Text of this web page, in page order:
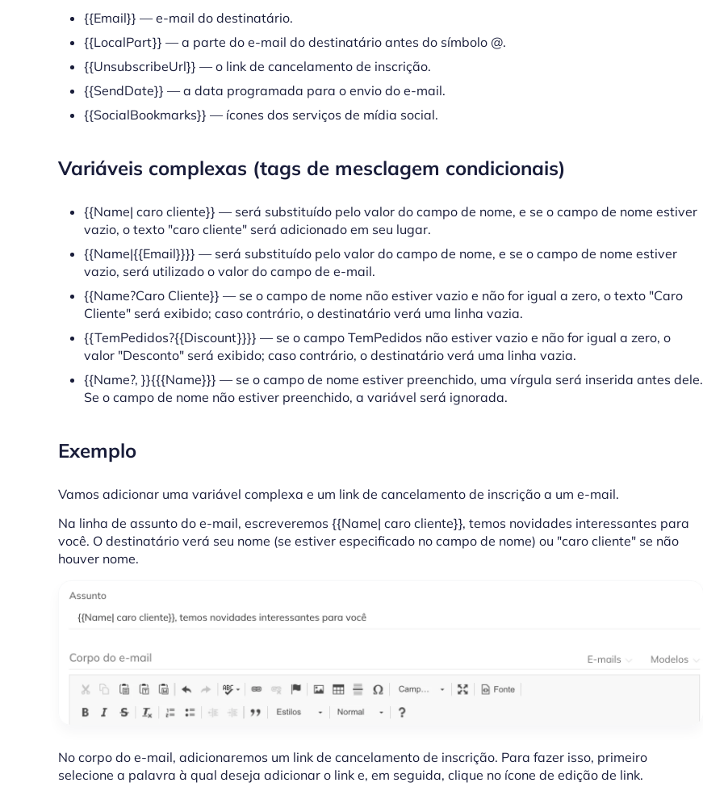
{{Email}} — e-mail do destinatário.
{{LocalPart}} — a parte do e-mail do destinatário antes do símbolo @.
{{UnsubscribeUrl}} — o link de cancelamento de inscrição.
{{SendDate}} — a data programada para o envio do e-mail.
{{SocialBookmarks}} — ícones dos serviços de mídia social.
Variáveis complexas (tags de mesclagem condicionais)
{{Name| caro cliente}} — será substituído pelo valor do campo de nome, e se o campo de nome estiver
vazio, o texto "caro cliente" será adicionado em seu lugar.
{{Name|{{Email}}}} — será substituído pelo valor do campo de nome, e se o campo de nome estiver
vazio, será utilizado o valor do campo de e-mail.
{{Name?Caro Cliente}} — se o campo de nome não estiver vazio e não for igual a zero, o texto "Caro
Cliente" será exibido; caso contrário, o destinatário verá uma linha vazia.
{{TemPedidos?{{Discount}}}} — se o campo TemPedidos não estiver vazio e não for igual a zero, o
valor "Desconto" será exibido; caso contrário, o destinatário verá uma linha vazia.
{{Name?, }}{{{Name}}} — se o campo de nome estiver preenchido, uma vírgula será inserida antes dele.
Se o campo de nome não estiver preenchido, a variável será ignorada.
Exemplo
Vamos adicionar uma variável complexa e um link de cancelamento de inscrição a um e-mail.
Na linha de assunto do e-mail, escreveremos {{Name| caro cliente}}, temos novidades interessantes para
você. O destinatário verá seu nome (se estiver especificado no campo de nome) ou "caro cliente" se não
houver nome.
No corpo do e-mail, adicionaremos um link de cancelamento de inscrição. Para fazer isso, primeiro
selecione a palavra à qual deseja adicionar o link e, em seguida, clique no ícone de edição de link.